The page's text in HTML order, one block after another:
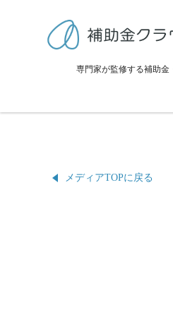
専門家が監修する補助金
安田町の補助
NOT FOUND
メディアTOPに戻る